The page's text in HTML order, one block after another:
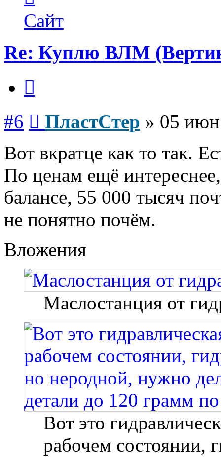
пользователя
ПластСтер
Сайт
Re: Куплю ВЛМ
#6 ПластСтер » 05
Вот вкратце как то так.
По ценам ещё
балансе, 55 000 тысяч
не понятно почём.
Вложения
Маслостанция от
Вот это
рабочем состоянии,